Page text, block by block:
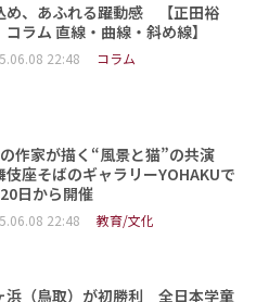
め、あふれる躍動感 【正田裕
ラム 直線・曲線・斜め線】
22:48 コラム
作家が描く“風景と猫”の共演
伎座そばのギャラリーYOHAKUで
日から開催
22:48 教育/文化
浜（鳥取）が初勝利 全日本学童